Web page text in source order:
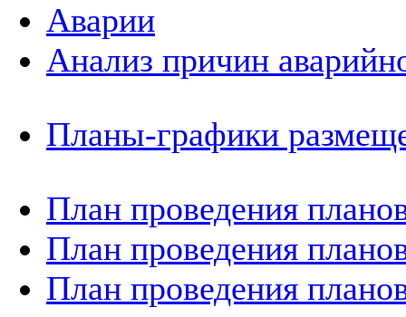
Аварии
Анализ причин
Планы-графики
План проведения
План проведения
План проведения